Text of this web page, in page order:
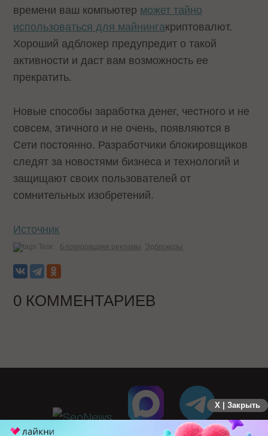
времени ваш компьютер может тайно
использоваться для майнингакриптовалют.
Хороший адблокер предупредит о такой
активности и даст вам возможность ее
прекратить.
Новые способы заработка денег, честного и не
совсем, этичного и не очень, появляются в
Сети постоянно. Разработчики блокировщиков
следят за новостями бизнеса и технологий и
защищают своих пользователей от
сомнительных изобретений.
Источник
Теги: Блокировщики рекламы Эдблокеры
0 КОММЕНТАРИЕВ
X | Закрыть